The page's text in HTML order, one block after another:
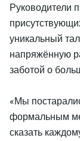
Руководители
уникальный
напряжённую
заботой о
«Мы
формальным
сказать